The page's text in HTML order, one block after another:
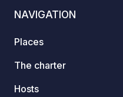
NAVIGATION
Places
The charter
Hosts